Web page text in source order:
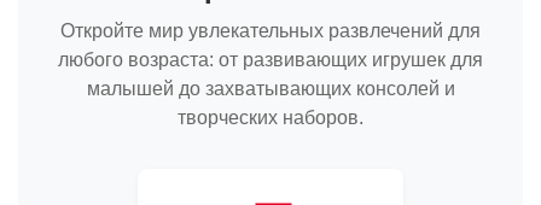
Откройте мир увлекательных развлечений для
любого возраста: от развивающих игрушек для
малышей до захватывающих консолей и
творческих наборов.